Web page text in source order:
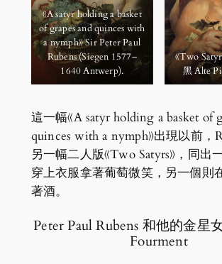
《A satyr holding a basket
of grapes and quinces with
a nymph》 Sir Peter Paul
Rubens (Siegen 1577–
1640 Antwerp).
《Two
黑 Alte
這一幅《A satyr holding a basket of
quinces with a nymph》出現以前，
另一幅二人版《Two Satyrs》，同出
穿上衣服拿著葡萄微笑，另一個則
著酒。
Peter Paul Rubens 和他的金星
Fourment